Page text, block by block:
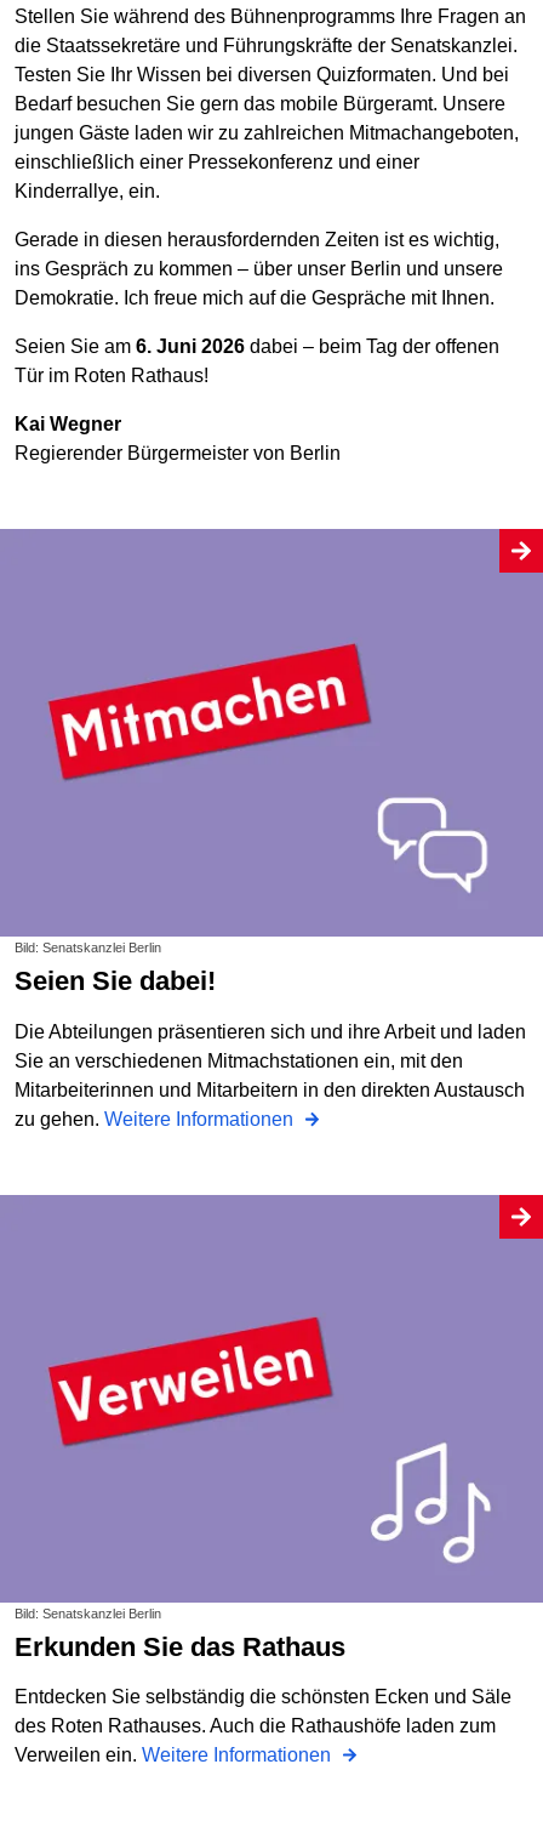
Stellen Sie während des Bühnenprogramms Ihre Fragen an
die Staatssekretäre und Führungskräfte der Senatskanzlei.
Testen Sie Ihr Wissen bei diversen Quizformaten. Und bei
Bedarf besuchen Sie gern das mobile Bürgeramt. Unsere
jungen Gäste laden wir zu zahlreichen Mitmachangeboten,
einschließlich einer Pressekonferenz und einer
Kinderrallye, ein.
Gerade in diesen herausfordernden Zeiten ist es wichtig,
ins Gespräch zu kommen – über unser Berlin und unsere
Demokratie. Ich freue mich auf die Gespräche mit Ihnen.
Seien Sie am 6. Juni 2026 dabei – beim Tag der offenen
Tür im Roten Rathaus!
Kai Wegner
Regierender Bürgermeister von Berlin
Bild: Senatskanzlei Berlin
Seien Sie dabei!
Die Abteilungen präsentieren sich und ihre Arbeit und laden
Sie an verschiedenen Mitmachstationen ein, mit den
Mitarbeiterinnen und Mitarbeitern in den direkten Austausch
zu gehen. Weitere Informationen
Bild: Senatskanzlei Berlin
Erkunden Sie das Rathaus
Entdecken Sie selbständig die schönsten Ecken und Säle
des Roten Rathauses. Auch die Rathaushöfe laden zum
Verweilen ein. Weitere Informationen